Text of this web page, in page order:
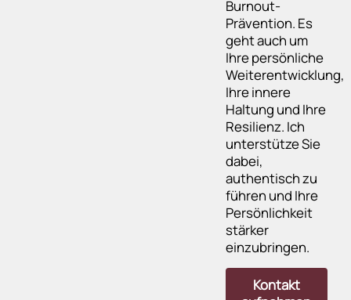
Burnout-
Prävention. Es
geht auch um
Ihre persönliche
Weiterentwicklung,
Ihre innere
Haltung und Ihre
Resilienz. Ich
unterstütze Sie
dabei,
authentisch zu
führen und Ihre
Persönlichkeit
stärker
einzubringen.
Kontakt